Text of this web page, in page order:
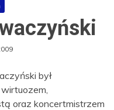
był
oraz koncertmistrzem